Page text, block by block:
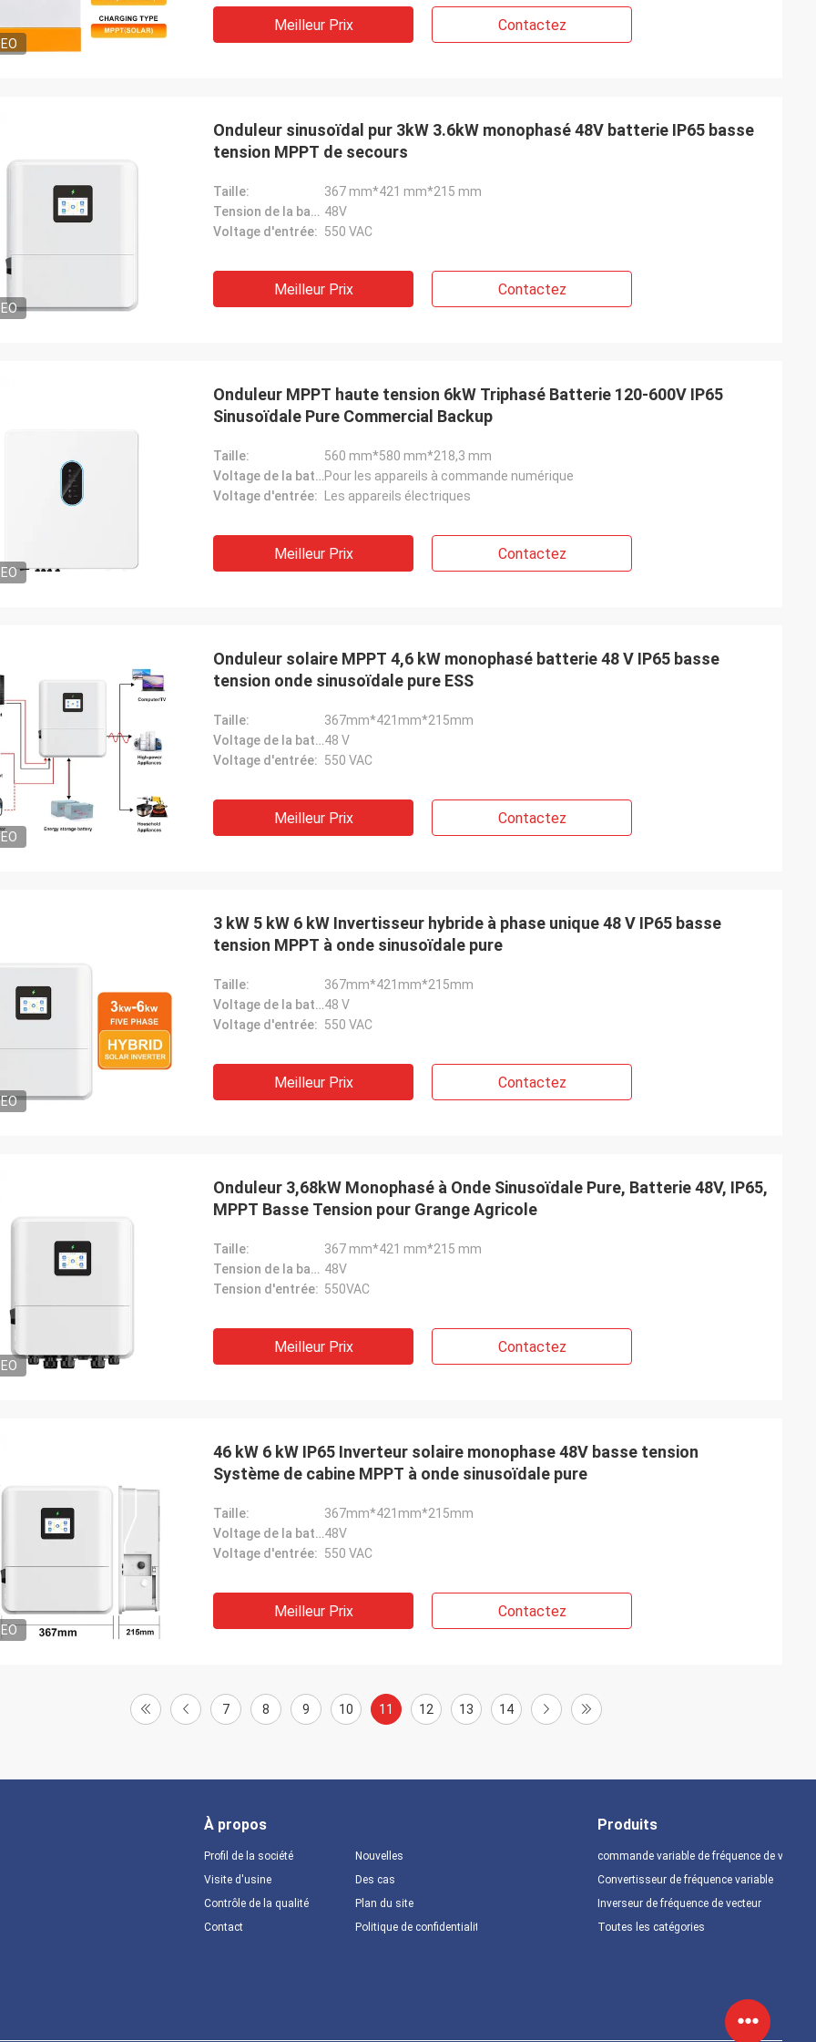
Meilleur Prix Contactez
Onduleur sinusoïdal pur 3kW 3.6kW monophasé 48V batterie IP65 basse
tension MPPT de secours
Taille:
367 mm*421 mm*215 mm
Tension de la batterie: 48V
Voltage d'entrée: 550 VAC
Meilleur Prix Contactez
Onduleur MPPT haute tension 6kW Triphasé Batterie 120-600V IP65
Sinusoïdale Pure Commercial Backup
Taille:
560 mm*580 mm*218,3 mm
Voltage de la batterie:Pour les appareils à commande numérique
Voltage d'entrée:
Les appareils électriques
Meilleur Prix Contactez
Onduleur solaire MPPT 4,6 kW monophasé batterie 48 V IP65 basse
tension onde sinusoïdale pure ESS
Taille:
367mm*421mm*215mm
Voltage de la batterie:48 V
Voltage d'entrée: 550 VAC
Meilleur Prix Contactez
3 kW 5 kW 6 kW Invertisseur hybride à phase unique 48 V IP65 basse
tension MPPT à onde sinusoïdale pure
Taille:
367mm*421mm*215mm
Voltage de la batterie:48 V
Voltage d'entrée: 550 VAC
Meilleur Prix Contactez
Onduleur 3,68kW Monophasé à Onde Sinusoïdale Pure, Batterie 48V, IP65,
MPPT Basse Tension pour Grange Agricole
Taille:
367 mm*421 mm*215 mm
Tension de la batterie: 48V
Tension d'entrée: 550VAC
Meilleur Prix Contactez
46 kW 6 kW IP65 Inverteur solaire monophase 48V basse tension
Système de cabine MPPT à onde sinusoïdale pure
Taille:
367mm*421mm*215mm
Voltage de la batterie:48V
Voltage d'entrée: 550 VAC
Meilleur Prix Contactez
7 8 9 10 11 12 13 14
À propos
Profil de la société
Visite d'usine
Contrôle de la qualité
Contact
Nouvelles
Des cas
Plan du site
Politique de confidentialité
Produits
commande variable de fréquence de vfd
Convertisseur de fréquence variable
Inverseur de fréquence de vecteur
Toutes les catégories